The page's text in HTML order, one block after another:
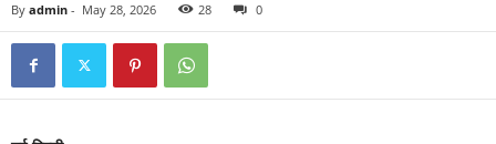
By admin - May 28, 2026 28 0